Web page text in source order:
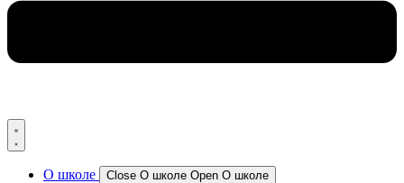
О школе Close О школе Open О школе